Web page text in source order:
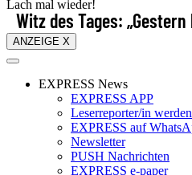
Lach mal wieder!
Witz des Tages:
ANZEIGE X
EXPRESS News
EXPRESS APP
Leserreporter/in werden
EXPRESS auf
Newsletter
PUSH Nachrichten
EXPRESS e-paper